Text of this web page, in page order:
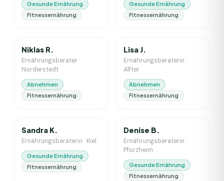
Gesunde Ernährung
Fitnessernährung
Gesunde Ernährung
Fitnessernährung
Niklas R.
Ernährungsberater ·
Norderstedt
Abnehmen
Fitnessernährung
Lisa J.
Ernährungsberaterin ·
Alfter
Abnehmen
Fitnessernährung
Sandra K.
Ernährungsberaterin · Kiel
Gesunde Ernährung
Fitnessernährung
Denise B.
Ernährungsberaterin ·
Pforzheim
Gesunde Ernährung
Fitnessernährung